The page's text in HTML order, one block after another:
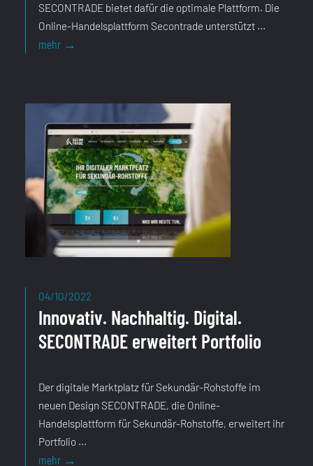
SECONTRADE bietet dafür die optimale Plattform. Die
Online-Handelsplattform Secontrade unterstützt ...
04/10/2022
Innovativ. Nachhaltig. Digital.
SECONTRADE erweitert Portfolio
Der digitale Marktplatz für Sekundär-Rohstoffe im
neuen Design SECONTRADE, die Online-
Handelsplattform für Sekundär-Rohstoffe, erweitert ihr
Portfolio ...